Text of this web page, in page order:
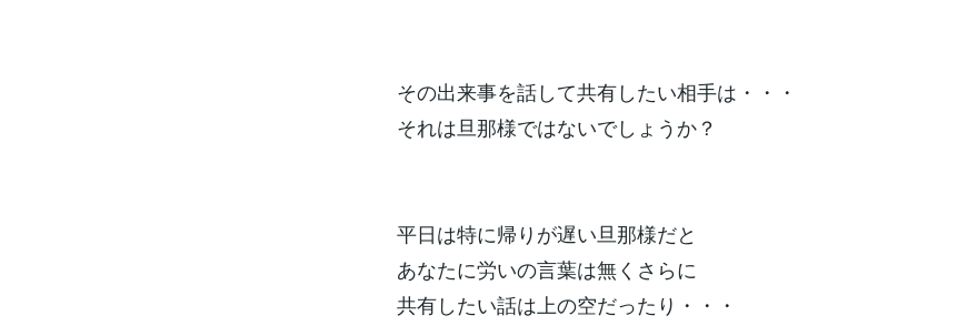
その出来事を話して共有したい相手は・・・
それは旦那様ではないでしょうか？
平日は特に帰りが遅い旦那様だと
あなたに労いの言葉は無くさらに
共有したい話は上の空だったり・・・